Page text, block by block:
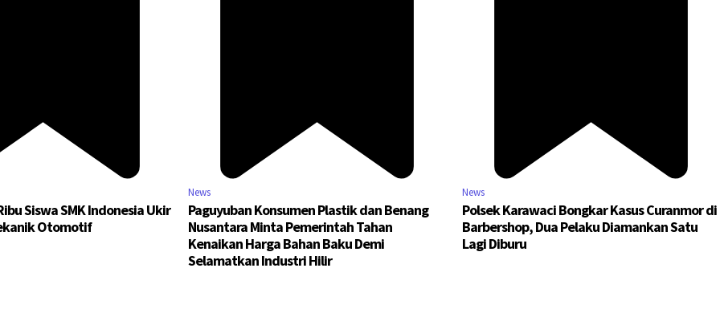
Siswa SMK Indonesia Ukir
Otomotif
News
Paguyuban Konsumen Plastik dan Benang
Nusantara Minta Pemerintah Tahan
Kenaikan Harga Bahan Baku Demi
Selamatkan Industri Hilir
News
Polsek Karawaci Bongkar Kasus Curanmor di
Barbershop, Dua Pelaku Diamankan Satu
Lagi Diburu